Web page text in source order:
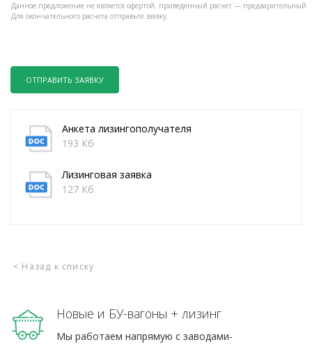
Данное предложение не является офертой, приведенный расчет — предварительный.
Для окончательного расчета отправьте заявку.
ОТПРАВИТЬ ЗАЯВКУ
Анкета лизингополучателя
193 Кб
Лизинговая заявка
127 Кб
< Назад к списку
Новые и БУ-вагоны + лизинг
Мы работаем напрямую с заводами-